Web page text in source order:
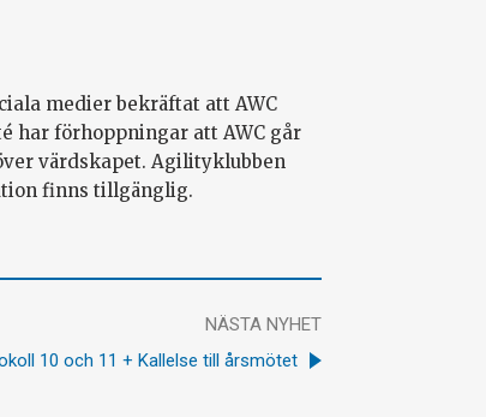
medier bekräftat att AWC
har förhoppningar att AWC går
värdskapet. Agilityklubben
finns tillgänglig.
NÄSTA NYHET
10 och 11 + Kallelse till årsmötet